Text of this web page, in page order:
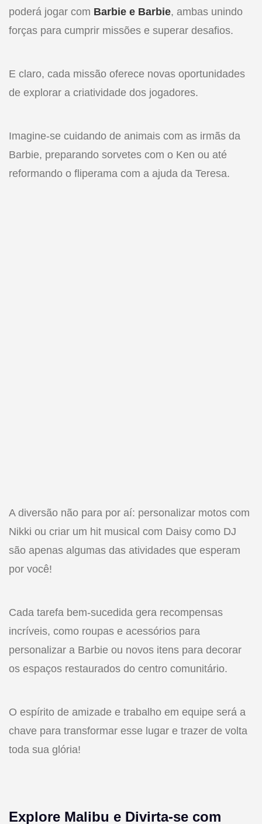
poderá jogar com Barbie e Barbie, ambas unindo
forças para cumprir missões e superar desafios.
E claro, cada missão oferece novas oportunidades
de explorar a criatividade dos jogadores.
Imagine-se cuidando de animais com as irmãs da
Barbie, preparando sorvetes com o Ken ou até
reformando o fliperama com a ajuda da Teresa.
A diversão não para por aí: personalizar motos com
Nikki ou criar um hit musical com Daisy como DJ
são apenas algumas das atividades que esperam
por você!
Cada tarefa bem-sucedida gera recompensas
incríveis, como roupas e acessórios para
personalizar a Barbie ou novos itens para decorar
os espaços restaurados do centro comunitário.
O espírito de amizade e trabalho em equipe será a
chave para transformar esse lugar e trazer de volta
toda sua glória!
Explore Malibu e Divirta-se com